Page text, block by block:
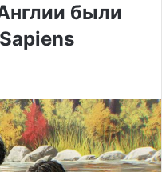
были